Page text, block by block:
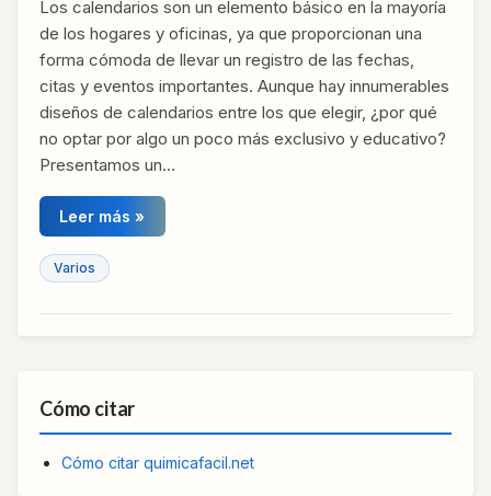
Los calendarios son un elemento básico en la mayoría
de los hogares y oficinas, ya que proporcionan una
forma cómoda de llevar un registro de las fechas,
citas y eventos importantes. Aunque hay innumerables
diseños de calendarios entre los que elegir, ¿por qué
no optar por algo un poco más exclusivo y educativo?
Presentamos un…
Leer más »
Varios
Cómo citar
Cómo citar quimicafacil.net